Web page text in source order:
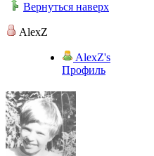
Вернуться наверх
AlexZ
AlexZ's
Профиль